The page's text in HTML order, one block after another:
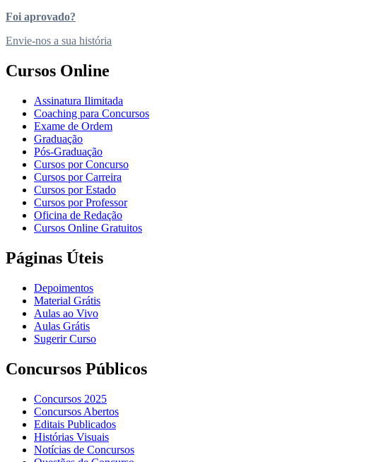
Foi aprovado?
Envie-nos a sua história
Cursos Online
Assinatura Ilimitada
Coaching para Concursos
Exame de Ordem
Graduação
Pós-Graduação
Cursos por Concurso
Cursos por Carreira
Cursos por Estado
Cursos por Professor
Oficina de Redação
Cursos Online Gratuitos
Páginas Úteis
Depoimentos
Material Grátis
Aulas ao Vivo
Aulas Grátis
Sugerir Curso
Concursos Públicos
Concursos 2025
Concursos Abertos
Editais Publicados
Histórias Visuais
Notícias de Concursos